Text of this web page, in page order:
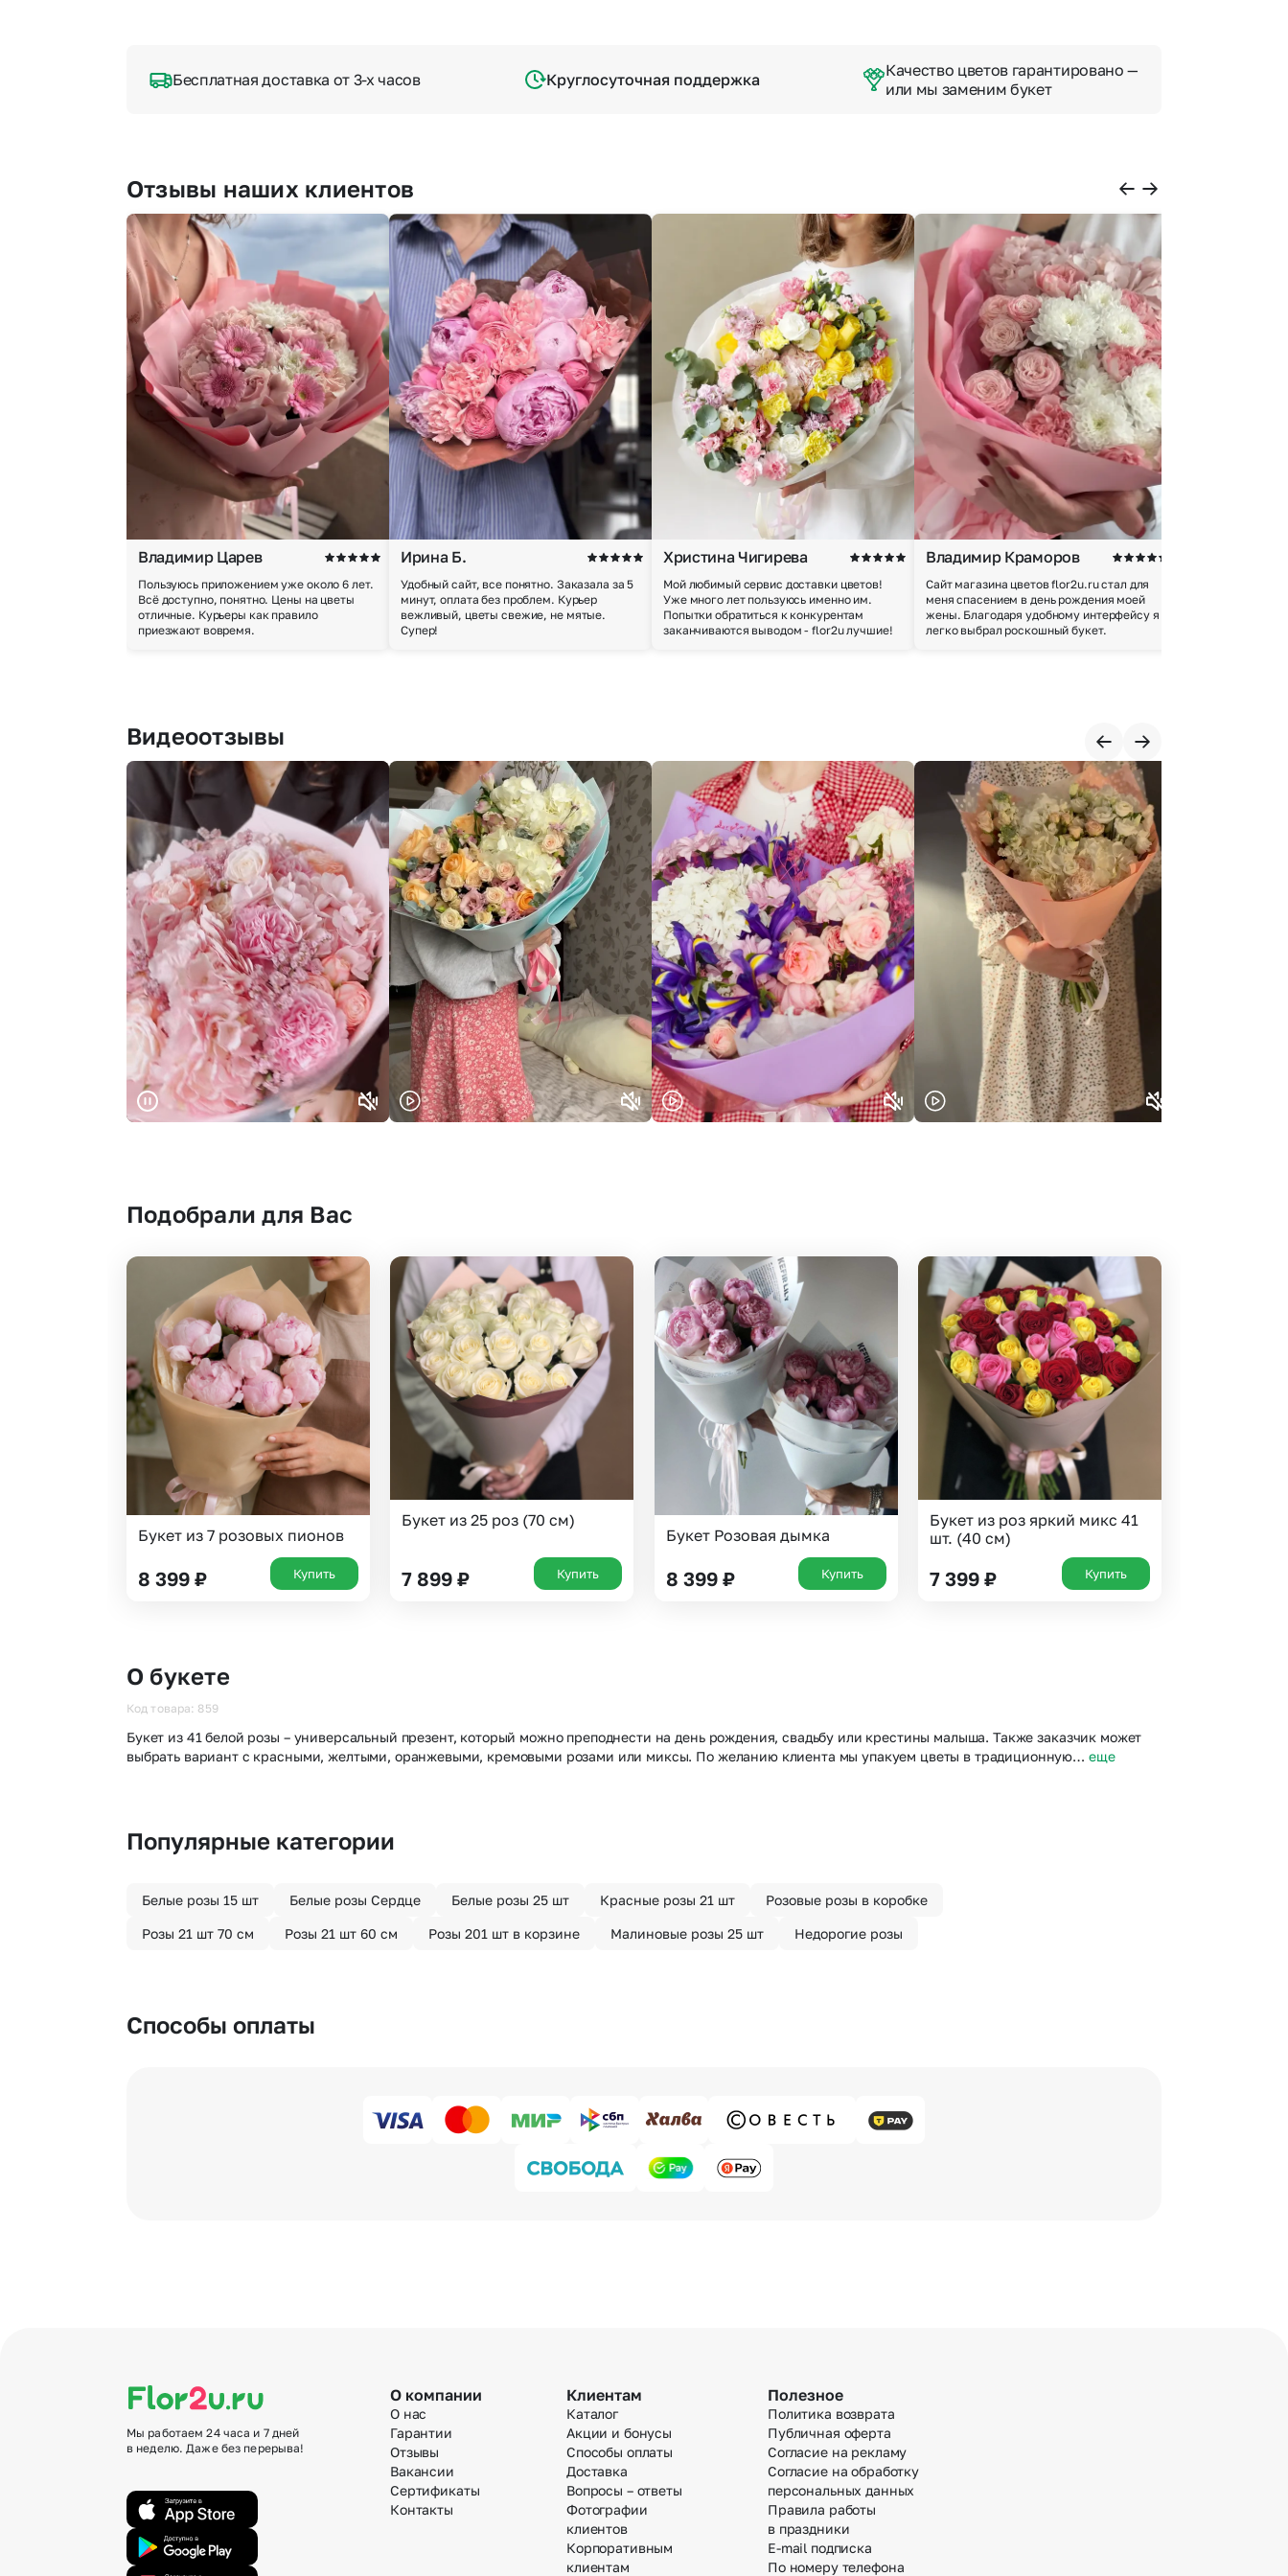
Выберите город доставки
Или выберите из популярных
Москва и МО
Санкт-Петербург
Нижний Новгород
Самара
Казань
Уфа
Челябинск
Екатеринбург
Новосибирск
Омск
Волгоград
Воронеж
Бесплатная доставка от 3-х часов
Качество цветов гарантировано —
или мы заменим букет
Круглосуточная поддержка
Отзывы наших клиентов
Владимир Царев
Пользуюсь приложением уже около 6 лет.
Всё доступно, понятно. Цены на цветы
отличные. Курьеры как правило
приезжают вовремя.
Ирина Б.
Удобный сайт, все понятно. Заказала за 5
минут, оплата без проблем. Курьер
вежливый, цветы свежие, не мятые.
Супер!
Христина Чигирева
Мой любимый сервис доставки цветов!
Уже много лет пользуюсь именно им.
Попытки обратиться к конкурентам
заканчиваются выводом - flor2u лучшие!
Владимир Краморов
Сайт магазина цветов flor2u.ru стал для
меня спасением в день рождения моей
жены. Благодаря удобному интерфейсу я
легко выбрал роскошный букет.
Видеоотзывы
Подобрали для Вас
Букет из 7 розовых пионов
8 399 ₽ Купить
Букет из 25 роз (70 см)
7 899₽ Купить
Букет Розовая дымка
8 399 ₽ Купить
Букет из роз яркий микс 41
шт. (40 см)
7 399 ₽ Купить
О букете
Код товара: 859
Букет из 41 белой розы – универсальный презент, который можно преподнести на день рождения, свадьбу или крестины малыша. Также заказчик может
выбрать вариант с красными, желтыми, оранжевыми, кремовыми розами или миксы. По желанию клиента мы упакуем цветы в традиционную… еще
Популярные категории
Белые розы 15 шт Белые розы Сердце Белые розы 25 шт Красные розы 21 шт Розовые розы в коробке
Розы 21 шт 70 см Розы 21 шт 60 см Розы 201 шт в корзине Малиновые розы 25 шт Недорогие розы
Способы оплаты
Мы работаем 24 часа и 7 дней
в неделю. Даже без перерыва!
О компании
О нас
Гарантии
Отзывы
Вакансии
Сертификаты
Контакты
Клиентам
Каталог
Акции и бонусы
Способы оплаты
Доставка
Вопросы – ответы
Фотографии
клиентов
Корпоративным
клиентам
Полезное
Политика возврата
Публичная оферта
Согласие на рекламу
Согласие на обработку
персональных данных
Правила работы
в праздники
E-mail подписка
По номеру телефона